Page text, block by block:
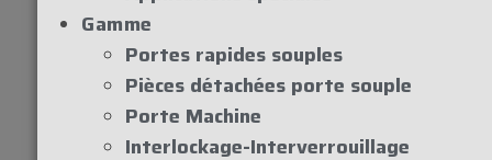
Gamme
Portes rapides souples
Pièces détachées porte souple
Porte Machine
Interlockage-Interverrouillage